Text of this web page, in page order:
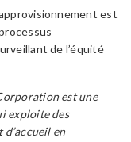
est
de l’équité
est une
exploite des
en